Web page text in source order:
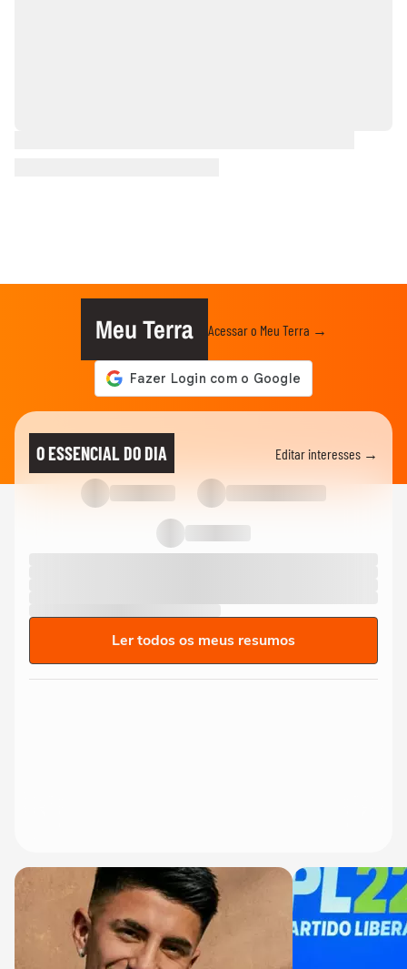
Meu Terra Acessar o Meu Terra →
O ESSENCIAL DO DIA Editar interesses →
Ler todos os meus resumos